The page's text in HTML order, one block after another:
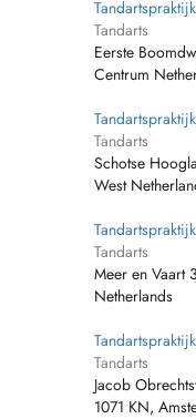
Tandarts
Eerste
Centrum
Tandarts
Schotse
West
Tandarts
Meer en Vaart
Netherlands
Tandarts
Jacob
1071 KN,